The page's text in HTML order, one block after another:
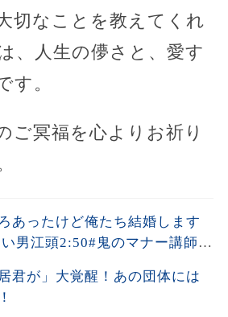
切なことを教えてくれ
、人生の儚さと、愛す
す。
ご冥福を心よりお祈り
あったけど俺たち結婚します
男江頭2:50#鬼のマナー講師平
君が」大覚醒！あの団体には